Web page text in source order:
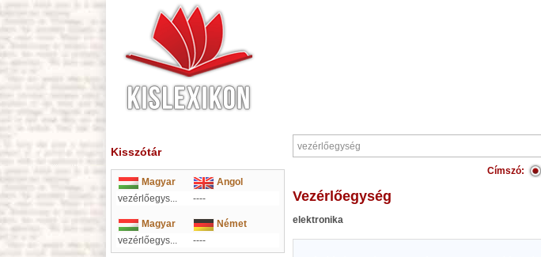
Kisszótár
Magyar
Angol
vezérlőegys...
----
Magyar
Német
vezérlőegys...
----
Címszó:
vezérlőegység
elektronika